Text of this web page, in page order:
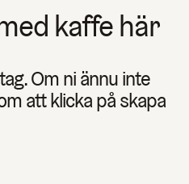
kaffe här
Om ni ännu inte
att klicka på skapa